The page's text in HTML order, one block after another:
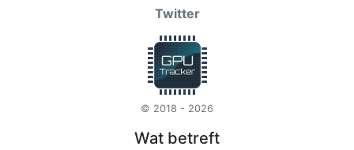
Twitter
© 2018 - 2026
Wat betreft